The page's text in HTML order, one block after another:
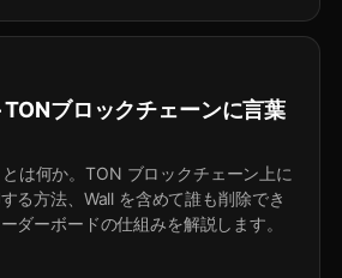
ブロックチェーンに言葉
は何か。TON ブロックチェーン上に
る方法、Wall を含めて誰も削除でき
ダーボードの仕組みを解説します。